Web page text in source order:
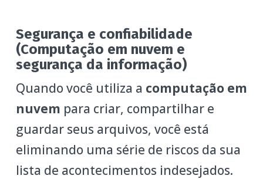
Segurança e confiabilidade
(Computação em nuvem e
segurança da informação)
Quando você utiliza a computação em
nuvem para criar, compartilhar e
guardar seus arquivos, você está
eliminando uma série de riscos da sua
lista de acontecimentos indesejados.